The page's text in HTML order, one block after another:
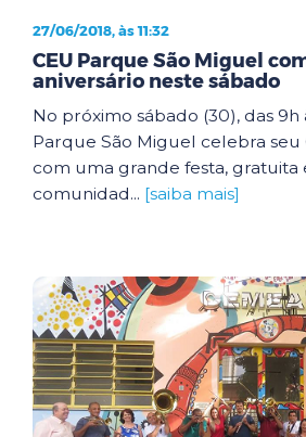
27/06/2018, às 11:32
CEU Parque São Miguel
aniversário neste sábado
No próximo sábado (30), das 9h
Parque São Miguel celebra seu
com uma grande festa, gratuita
comunidad... [saiba mais]